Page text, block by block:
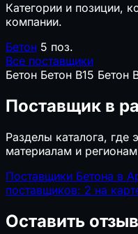
Категории и позиции,
компании.
Бетон 5 поз.
Все поставщики
Бетон Бетон B15 Бетон
Поставщик в
Разделы каталога, где
материалам и
Поставщики Бетона в
поставщиков: 2 на
Оставить отзыв